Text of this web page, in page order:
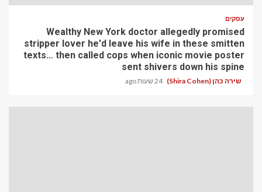
עסקים
Wealthy New York doctor allegedly promised
stripper lover he'd leave his wife in these smitten
texts… then called cops when iconic movie poster
sent shivers down his spine
שירה כהן (Shira Cohen) 24 שעות ago